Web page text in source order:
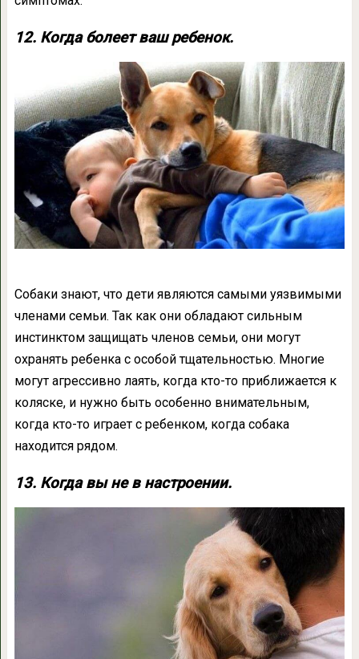
12. Когда болеет ваш ребенок.
Собаки знают, что дети являются самыми уязвимыми
членами семьи. Так как они обладают сильным
инстинктом защищать членов семьи, они могут
охранять ребенка с особой тщательностью. Многие
могут агрессивно лаять, когда кто-то приближается к
коляске, и нужно быть особенно внимательным,
когда кто-то играет с ребенком, когда собака
находится рядом.
13. Когда вы не в настроении.